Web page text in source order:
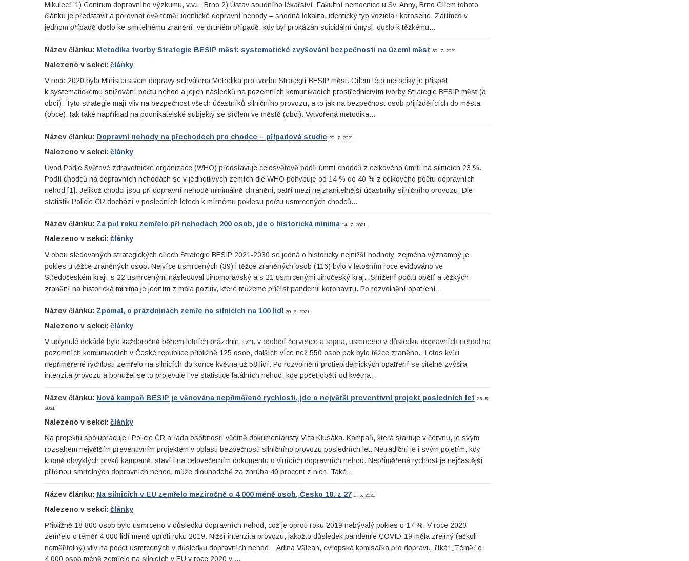
Mikulec1 1) Centrum dopravního výzkumu, v.v.i., Brno 2) Ústav soudního lékařství, Fakultní nemocnice u Sv. Anny, Brno Cílem tohoto
článku je představit a porovnat dvě téměř identické dopravní nehody – shodná lokalita, identický typ vozidla i karoserie. Zatímco v
jednom případě došlo ke smrtelnému zranění, ve druhém případě, kdy byl prokázán suicidální úmysl, došlo k těžkému…
Název článku: Metodika tvorby Strategie BESIP měst: systematické zvyšování bezpečnosti na území měst 30. 7. 2021
Nalezeno v sekci: články
V roce 2020 byla Ministerstvem dopravy schválena Metodika pro tvorbu Strategií BESIP měst. Cílem této metodiky je přispět
k systematickému snižování počtu nehod a jejich následků na pozemních komunikacích prostřednictvím tvorby Strategie BESIP měst (a
obcí). Tyto strategie mají vliv na bezpečnost všech účastníků silničního provozu, a to jak na bezpečnost osob přijíždějících do města
(obce), tak také například na podnikatelské subjekty se sídlem ve městě (obci). Vytvořená metodika…
Název článku: Dopravní nehody na přechodech pro chodce – případová studie 20. 7. 2021
Nalezeno v sekci: články
Úvod Podle Světové zdravotnické organizace (WHO) představuje celosvětově podíl úmrtí chodců z celkového úmrtí na silnicích 23 %.
Podíl chodců na dopravních nehodách se v jednotlivých zemích dle WHO pohybuje od 14 % do 40 % z celkového počtu dopravních
nehod [1]. Jelikož chodci jsou při dopravní nehodě minimálně chráněni, patří mezi nejzranitelnější účastníky silničního provozu. Dle
statistik Policie ČR dochází v posledních letech k mírnému poklesu počtu usmrcených chodců…
Název článku: Za půl roku zemřelo při nehodách 200 osob, jde o historická minima 14. 7. 2021
Nalezeno v sekci: články
V obou sledovaných strategických cílech Strategie BESIP 2021-2030 se jedná o historicky nejnižší hodnoty, zejména významný je
pokles u těžce zraněných osob. Nejvíce usmrcených (39) i těžce zraněných osob (116) bylo v letošním roce evidováno ve
Středočeském kraji, s 22 usmrcenými následoval Jihomoravský a s 21 usmrcenými Jihočeský kraj. „Snížení počtu obětí a těžkých
zranění na historická minima je jedním z mála pozitiv, které můžeme přičíst pandemii koronaviru. Po rozvolnění opatření…
Název článku: Zpomal, o prázdninách zemře na silnicích na 100 lidí 30. 6. 2021
Nalezeno v sekci: články
V uplynulé dekádě bylo každoročně během letních prázdnin, tzn. v období července a srpna, usmrceno v důsledku dopravních nehod na
pozemních komunikacích v České republice přibližně 125 osob, dalších více než 550 osob pak bylo těžce zraněno. „Letos kvůli
nepřiměřené rychlosti zemřelo na silnicích do konce května už 58 lidí. Po rozvolnění protiepidemických opatření se citelně zvýšila
intenzita provozu a bohužel se to projevuje i ve statistice fatálních nehod, kde počet obětí od května…
Název článku: Nová kampaň BESIP je věnována nepřiměřené rychlosti, jde o největší preventivní projekt posledních let 25. 5.
2021
Nalezeno v sekci: články
Na projektu spolupracuje i Policie ČR a řada osobností včetně dokumentaristy Víta Klusáka. Kampaň, která startuje v červnu, je svým
rozsahem největším preventivním projektem v oblasti bezpečnosti silničního provozu posledních let. Netradiční je i svým pojetím, kdy
kromě obvyklých prvků kampaně, staví i na celovečerním dokumentu o vinících dopravních nehod. Nepřiměřená rychlost je nejčastější
příčinou smrtelných dopravních nehod, může dlouhodobě za zhruba 40 procent z nich. Také…
Název článku: Na silnicích v EU zemřelo meziročně o 4 000 méně osob, Česko 18. z 27 1. 5. 2021
Nalezeno v sekci: články
Přibližně 18 800 osob bylo usmrceno v důsledku dopravních nehod, což je oproti roku 2019 nebývalý pokles o 17 %. V roce 2020
zemřelo o téměř 4 000 lidí méně oproti roku 2019. Nižší intenzita provozu, jakožto důsledek pandemie COVID-19 měla zřejmý (ačkoli
neměřitelný) vliv na počet usmrcených v důsledku dopravních nehod. Adina Vălean, evropská komisařka pro dopravu, říká: „Téměř o
4 000 osob méně zemřelo na silnicích v EU v roce 2020 v …